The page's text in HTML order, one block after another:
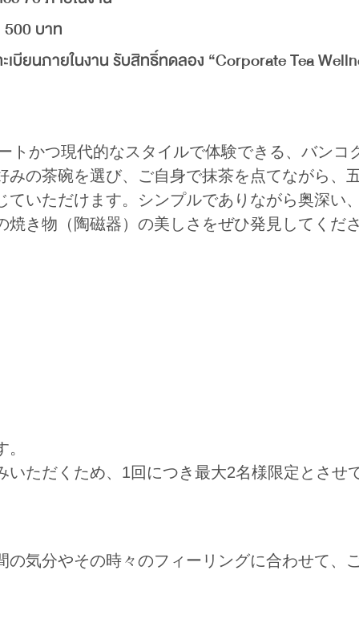
500 บาท
บียนภายในงาน รับสิทธิ์ทดลอง “Corporate Tea
トかつ現代的なスタイルで体験できる、バンコ
の茶碗を選び、ご自身で抹茶を点てながら、
ていただけます。シンプルでありながら奥深い
き物（陶磁器）の美しさをぜひ発見してくだ
ただくため、1回につき最大2名様限定とさせ
気分やその時々のフィーリングに合わせて、